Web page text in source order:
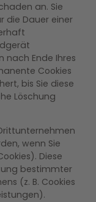
an. Sie
die Dauer einer
nach Ende Ihres
Cookies
bis Sie diese
Löschung
wenn Sie
Diese
bestimmter
(z. B. Cookies